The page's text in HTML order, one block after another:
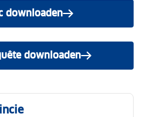
downloaden
downloaden